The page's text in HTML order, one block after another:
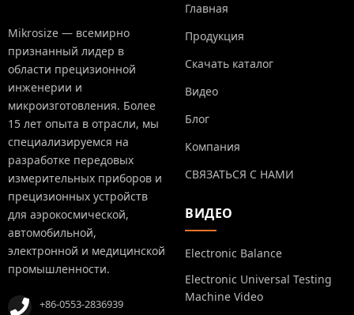
Mikrosize — всемирно
признанный лидер в
области прецизионной
инженерии и
микроизготовления. Более
15 лет опыта в отрасли, мы
специализируемся на
разработке передовых
измерительных приборов и
прецизионных устройств
для аэрокосмической,
автомобильной,
электронной и медицинской
промышленности.
+86-0553-2836939
Главная
Продукция
Скачать каталог
Видео
Блог
Компания
СВЯЗАТЬСЯ С НАМИ
ВИДЕО
Electronic Balance
Electronic Universal Testing
Machine Video